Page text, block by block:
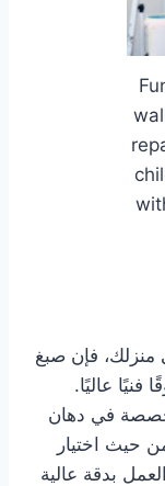
فإن صبغ
عاليًا.
في دهان
حيث اختيار
بدقة عالية